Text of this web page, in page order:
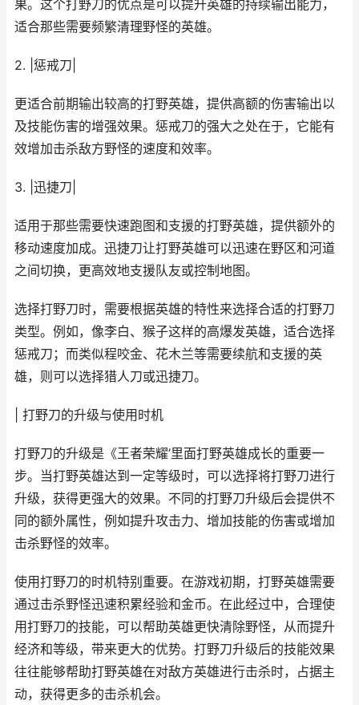
果。这个打野刀的优点是可以提升英雄的持续输出能力，
适合那些需要频繁清理野怪的英雄。
2. |惩戒刀|
更适合前期输出较高的打野英雄，提供高额的伤害输出以
及技能伤害的增强效果。惩戒刀的强大之处在于，它能有
效增加击杀敌方野怪的速度和效率。
3. |迅捷刀|
适用于那些需要快速跑图和支援的打野英雄，提供额外的
移动速度加成。迅捷刀让打野英雄可以迅速在野区和河道
之间切换，更高效地支援队友或控制地图。
选择打野刀时，需要根据英雄的特性来选择合适的打野刀
类型。例如，像李白、猴子这样的高爆发英雄，适合选择
惩戒刀；而类似程咬金、花木兰等需要续航和支援的英
雄，则可以选择猎人刀或迅捷刀。
| 打野刀的升级与使用时机
打野刀的升级是《王者荣耀’里面打野英雄成长的重要一
步。当打野英雄达到一定等级时，可以选择将打野刀进行
升级，获得更强大的效果。不同的打野刀升级后会提供不
同的额外属性，例如提升攻击力、增加技能的伤害或增加
击杀野怪的效率。
使用打野刀的时机特别重要。在游戏初期，打野英雄需要
通过击杀野怪迅速积累经验和金币。在此经过中，合理使
用打野刀的技能，可以帮助英雄更快清除野怪，从而提升
经济和等级，带来更大的优势。打野刀升级后的技能效果
往往能够帮助打野英雄在对敌方英雄进行击杀时，占据主
动，获得更多的击杀机会。